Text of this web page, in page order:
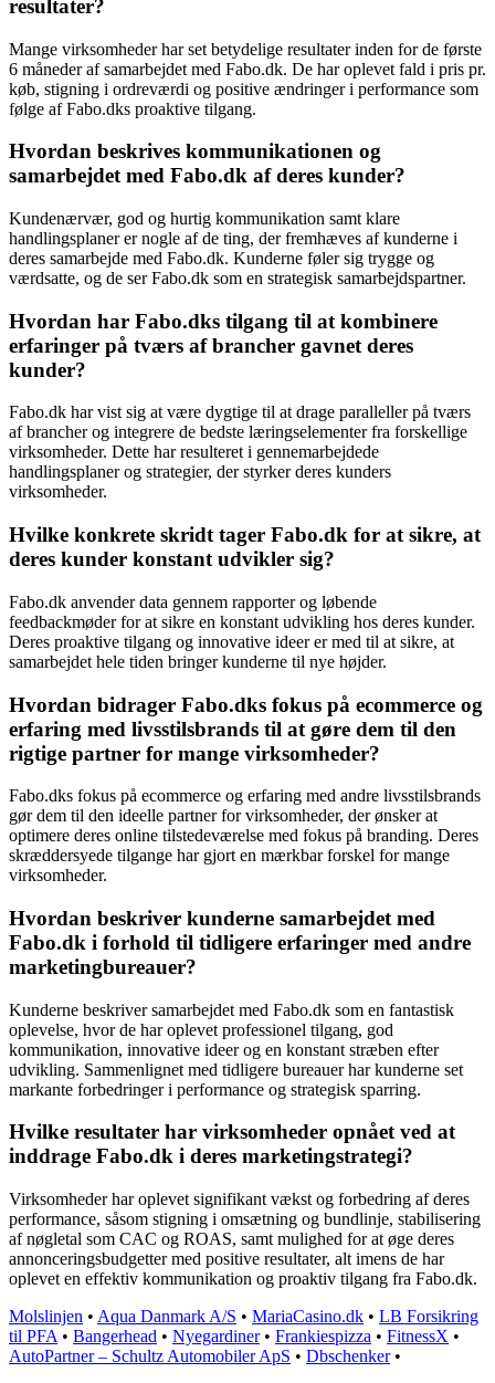
resultater?
Mange virksomheder har set betydelige resultater inden for de første
6 måneder af samarbejdet med Fabo.dk. De har oplevet fald i pris pr.
køb, stigning i ordreværdi og positive ændringer i performance som
følge af Fabo.dks proaktive tilgang.
Hvordan beskrives kommunikationen og
samarbejdet med Fabo.dk af deres kunder?
Kundenærvær, god og hurtig kommunikation samt klare
handlingsplaner er nogle af de ting, der fremhæves af kunderne i
deres samarbejde med Fabo.dk. Kunderne føler sig trygge og
værdsatte, og de ser Fabo.dk som en strategisk samarbejdspartner.
Hvordan har Fabo.dks tilgang til at kombinere
erfaringer på tværs af brancher gavnet deres
kunder?
Fabo.dk har vist sig at være dygtige til at drage paralleller på tværs
af brancher og integrere de bedste læringselementer fra forskellige
virksomheder. Dette har resulteret i gennemarbejdede
handlingsplaner og strategier, der styrker deres kunders
virksomheder.
Hvilke konkrete skridt tager Fabo.dk for at sikre, at
deres kunder konstant udvikler sig?
Fabo.dk anvender data gennem rapporter og løbende
feedbackmøder for at sikre en konstant udvikling hos deres kunder.
Deres proaktive tilgang og innovative ideer er med til at sikre, at
samarbejdet hele tiden bringer kunderne til nye højder.
Hvordan bidrager Fabo.dks fokus på ecommerce og
erfaring med livsstilsbrands til at gøre dem til den
rigtige partner for mange virksomheder?
Fabo.dks fokus på ecommerce og erfaring med andre livsstilsbrands
gør dem til den ideelle partner for virksomheder, der ønsker at
optimere deres online tilstedeværelse med fokus på branding. Deres
skræddersyede tilgange har gjort en mærkbar forskel for mange
virksomheder.
Hvordan beskriver kunderne samarbejdet med
Fabo.dk i forhold til tidligere erfaringer med andre
marketingbureauer?
Kunderne beskriver samarbejdet med Fabo.dk som en fantastisk
oplevelse, hvor de har oplevet professionel tilgang, god
kommunikation, innovative ideer og en konstant stræben efter
udvikling. Sammenlignet med tidligere bureauer har kunderne set
markante forbedringer i performance og strategisk sparring.
Hvilke resultater har virksomheder opnået ved at
inddrage Fabo.dk i deres marketingstrategi?
Virksomheder har oplevet signifikant vækst og forbedring af deres
performance, såsom stigning i omsætning og bundlinje, stabilisering
af nøgletal som CAC og ROAS, samt mulighed for at øge deres
annonceringsbudgetter med positive resultater, alt imens de har
oplevet en effektiv kommunikation og proaktiv tilgang fra Fabo.dk.
Molslinjen • Aqua Danmark A/S • MariaCasino.dk • LB Forsikring
til PFA • Bangerhead • Nyegardiner• Frankiespizza • FitnessX •
AutoPartner – Schultz Automobiler ApS • Dbschenker•